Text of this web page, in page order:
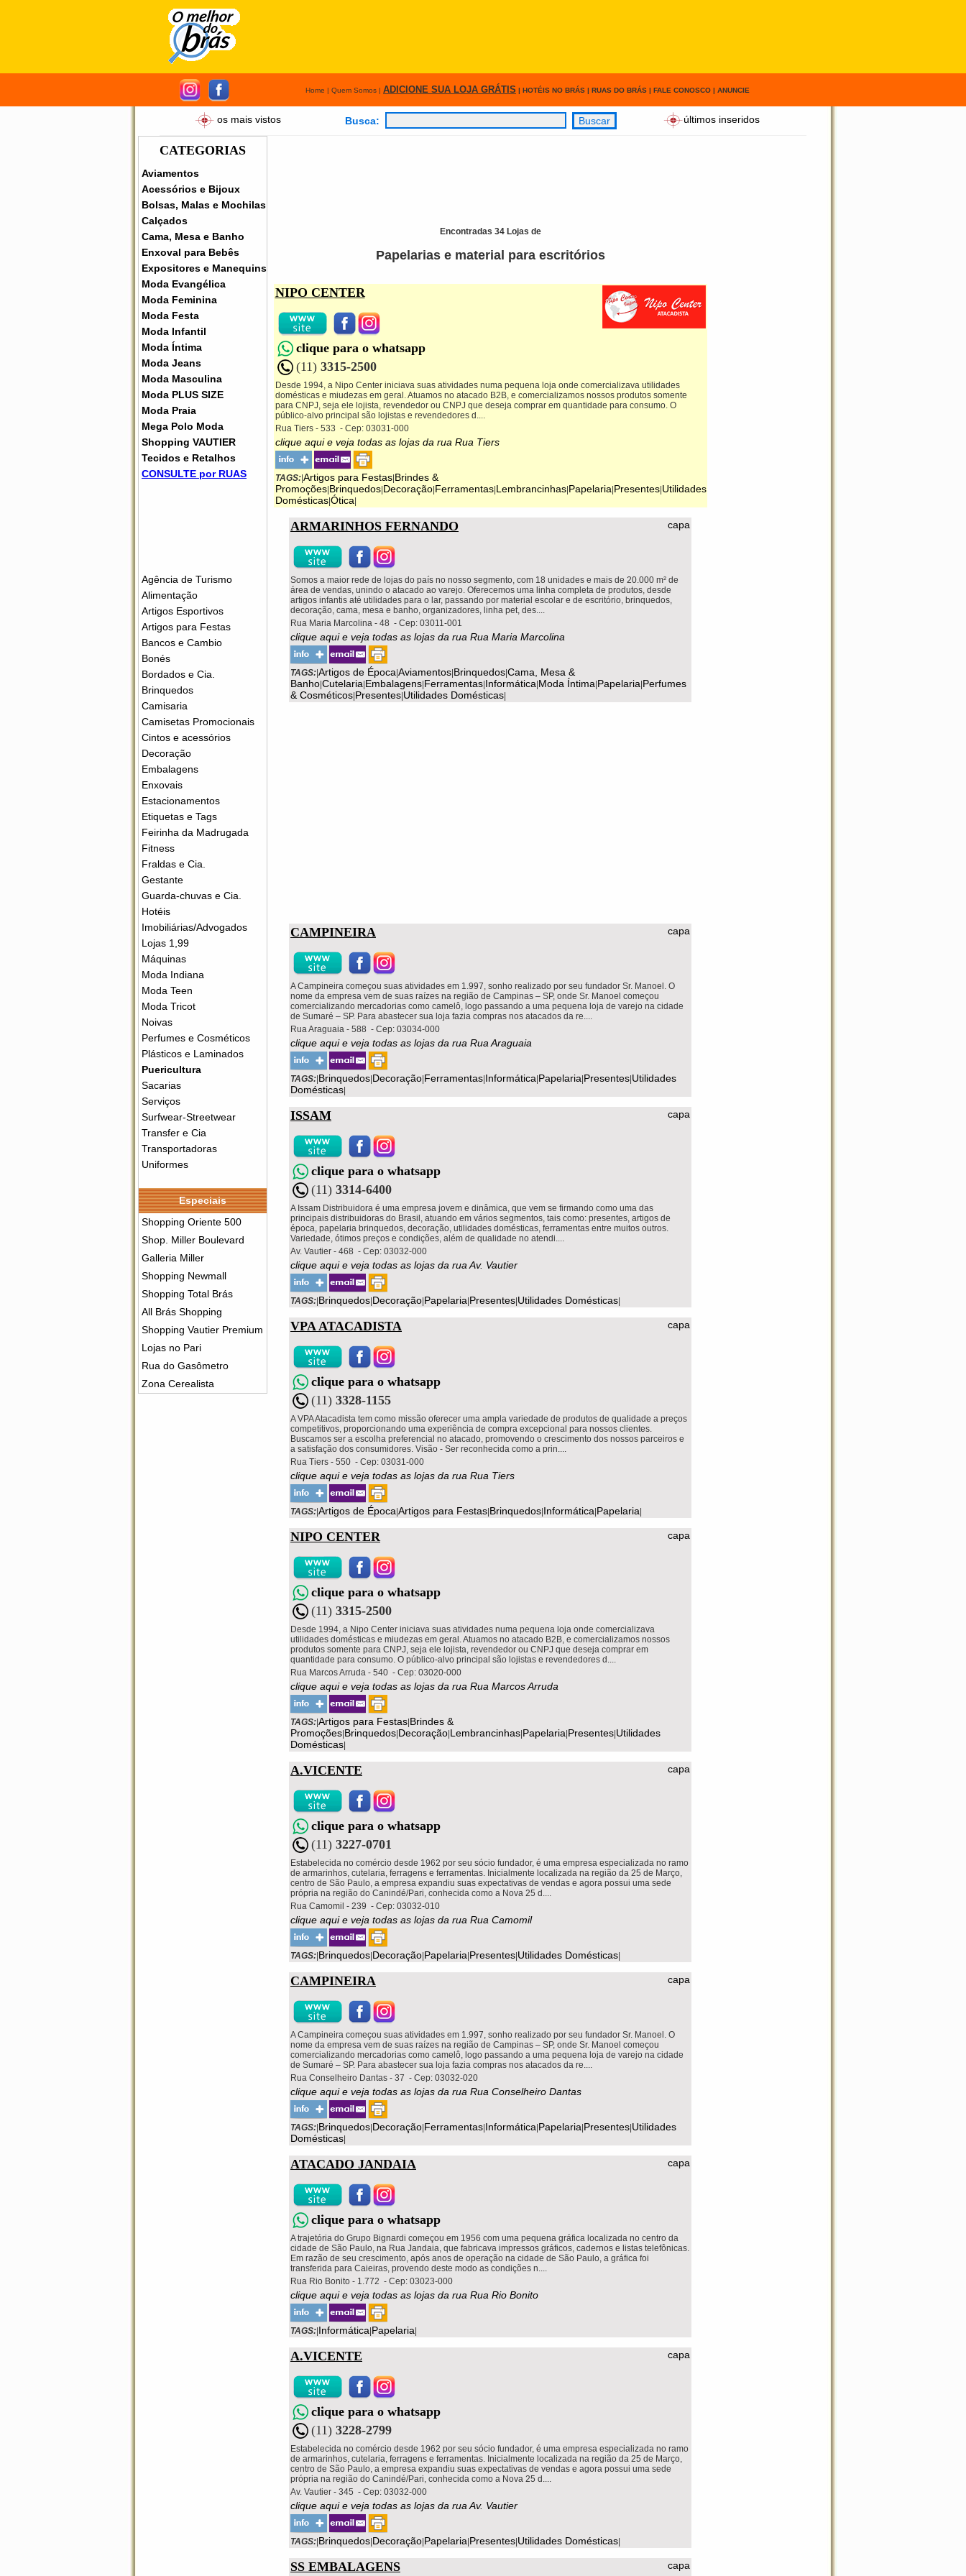
Home | Quem Somos | ADICIONE SUA LOJA GRÁTIS | HOTÉIS NO BRÁS | RUAS DO BRÁS | FALE CONOSCO | ANUNCIE
os mais vistos Busca: últimos inseridos
CATEGORIAS
Aviamentos
Acessórios e Bijoux
Bolsas, Malas e Mochilas
Calçados
Cama, Mesa e Banho
Enxoval para Bebês
Expositores e Manequins
Moda Evangélica
Moda Feminina
Moda Festa
Moda Infantil
Moda Íntima
Moda Jeans
Moda Masculina
Moda PLUS SIZE
Moda Praia
Mega Polo Moda
Shopping VAUTIER
Tecidos e Retalhos
CONSULTE por RUAS
Agência de Turismo
Alimentação
Artigos Esportivos
Artigos para Festas
Bancos e Cambio
Bonés
Bordados e Cia.
Brinquedos
Camisaria
Camisetas Promocionais
Cintos e acessórios
Decoração
Embalagens
Enxovais
Estacionamentos
Etiquetas e Tags
Feirinha da Madrugada
Fitness
Fraldas e Cia.
Gestante
Guarda-chuvas e Cia.
Hotéis
Imobiliárias/Advogados
Lojas 1,99
Máquinas
Moda Indiana
Moda Teen
Moda Tricot
Noivas
Perfumes e Cosméticos
Plásticos e Laminados
Puericultura
Sacarias
Serviços
Surfwear-Streetwear
Transfer e Cia
Transportadoras
Uniformes
Especiais
Shopping Oriente 500
Shop. Miller Boulevard
Galleria Miller
Shopping Newmall
Shopping Total Brás
All Brás Shopping
Shopping Vautier Premium
Lojas no Pari
Rua do Gasômetro
Zona Cerealista
Encontradas 34 Lojas de
Papelarias e material para escritórios
NIPO CENTER
clique para o whatsapp
(11) 3315-2500
Desde 1994, a Nipo Center iniciava suas atividades numa pequena loja onde comercializava utilidades
domésticas e miudezas em geral. Atuamos no atacado B2B, e comercializamos nossos produtos somente
para CNPJ, seja ele lojista, revendedor ou CNPJ que deseja comprar em quantidade para consumo. O
público-alvo principal são lojistas e revendedores d....
Rua Tiers - 533 - Cep: 03031-000
clique aqui e veja todas as lojas da rua Rua Tiers
TAGS:|Artigos para Festas|Brindes &
Promoções|Brinquedos|Decoração|Ferramentas|Lembrancinhas|Papelaria|Presentes|Utilidades
Domésticas|Ótica|
ARMARINHOS FERNANDO capa
Somos a maior rede de lojas do país no nosso segmento, com 18 unidades e mais de 20.000 m² de
área de vendas, unindo o atacado ao varejo. Oferecemos uma linha completa de produtos, desde
artigos infantis até utilidades para o lar, passando por material escolar e de escritório, brinquedos,
decoração, cama, mesa e banho, organizadores, linha pet, des....
Rua Maria Marcolina - 48 - Cep: 03011-001
clique aqui e veja todas as lojas da rua Rua Maria Marcolina
TAGS:|Artigos de Época|Aviamentos|Brinquedos|Cama, Mesa &
Banho|Cutelaria|Embalagens|Ferramentas|Informática|Moda Íntima|Papelaria|Perfumes
& Cosméticos|Presentes|Utilidades Domésticas|
CAMPINEIRA capa
A Campineira começou suas atividades em 1.997, sonho realizado por seu fundador Sr. Manoel. O
nome da empresa vem de suas raízes na região de Campinas – SP, onde Sr. Manoel começou
comercializando mercadorias como camelô, logo passando a uma pequena loja de varejo na cidade
de Sumaré – SP. Para abastecer sua loja fazia compras nos atacados da re....
Rua Araguaia - 588 - Cep: 03034-000
clique aqui e veja todas as lojas da rua Rua Araguaia
TAGS:|Brinquedos|Decoração|Ferramentas|Informática|Papelaria|Presentes|Utilidades
Domésticas|
ISSAM
clique para o whatsapp
(11) 3314-6400
capa
A Issam Distribuidora é uma empresa jovem e dinâmica, que vem se firmando como uma das
principais distribuidoras do Brasil, atuando em vários segmentos, tais como: presentes, artigos de
época, papelaria brinquedos, decoração, utilidades domésticas, ferramentas entre muitos outros.
Variedade, ótimos preços e condições, além de qualidade no atendi....
Av. Vautier - 468 - Cep: 03032-000
clique aqui e veja todas as lojas da rua Av. Vautier
TAGS:|Brinquedos|Decoração|Papelaria|Presentes|Utilidades Domésticas|
VPA ATACADISTA
clique para o whatsapp
(11) 3328-1155
capa
A VPA Atacadista tem como missão oferecer uma ampla variedade de produtos de qualidade a preços
competitivos, proporcionando uma experiência de compra excepcional para nossos clientes.
Buscamos ser a escolha preferencial no atacado, promovendo o crescimento dos nossos parceiros e
a satisfação dos consumidores. Visão - Ser reconhecida como a prin....
Rua Tiers - 550 - Cep: 03031-000
clique aqui e veja todas as lojas da rua Rua Tiers
TAGS:|Artigos de Época|Artigos para Festas|Brinquedos|Informática|Papelaria|
NIPO CENTER
clique para o whatsapp
(11) 3315-2500
capa
Desde 1994, a Nipo Center iniciava suas atividades numa pequena loja onde comercializava
utilidades domésticas e miudezas em geral. Atuamos no atacado B2B, e comercializamos nossos
produtos somente para CNPJ, seja ele lojista, revendedor ou CNPJ que deseja comprar em
quantidade para consumo. O público-alvo principal são lojistas e revendedores d....
Rua Marcos Arruda - 540 - Cep: 03020-000
clique aqui e veja todas as lojas da rua Rua Marcos Arruda
TAGS:|Artigos para Festas|Brindes &
Promoções|Brinquedos|Decoração|Lembrancinhas|Papelaria|Presentes|Utilidades
Domésticas|
A.VICENTE
clique para o whatsapp
(11) 3227-0701
capa
Estabelecida no comércio desde 1962 por seu sócio fundador, é uma empresa especializada no ramo
de armarinhos, cutelaria, ferragens e ferramentas. Inicialmente localizada na região da 25 de Março,
centro de São Paulo, a empresa expandiu suas expectativas de vendas e agora possui uma sede
própria na região do Canindé/Pari, conhecida como a Nova 25 d....
Rua Camomil - 239 - Cep: 03032-010
clique aqui e veja todas as lojas da rua Rua Camomil
TAGS:|Brinquedos|Decoração|Papelaria|Presentes|Utilidades Domésticas|
CAMPINEIRA capa
A Campineira começou suas atividades em 1.997, sonho realizado por seu fundador Sr. Manoel. O
nome da empresa vem de suas raízes na região de Campinas – SP, onde Sr. Manoel começou
comercializando mercadorias como camelô, logo passando a uma pequena loja de varejo na cidade
de Sumaré – SP. Para abastecer sua loja fazia compras nos atacados da re....
Rua Conselheiro Dantas - 37 - Cep: 03032-020
clique aqui e veja todas as lojas da rua Rua Conselheiro Dantas
TAGS:|Brinquedos|Decoração|Ferramentas|Informática|Papelaria|Presentes|Utilidades
Domésticas|
ATACADO JANDAIA
clique para o whatsapp
capa
A trajetória do Grupo Bignardi começou em 1956 com uma pequena gráfica localizada no centro da
cidade de São Paulo, na Rua Jandaia, que fabricava impressos gráficos, cadernos e listas telefônicas.
Em razão de seu crescimento, após anos de operação na cidade de São Paulo, a gráfica foi
transferida para Caieiras, provendo deste modo as condições n....
Rua Rio Bonito - 1.772 - Cep: 03023-000
clique aqui e veja todas as lojas da rua Rua Rio Bonito
TAGS:|Informática|Papelaria|
A.VICENTE
clique para o whatsapp
(11) 3228-2799
capa
Estabelecida no comércio desde 1962 por seu sócio fundador, é uma empresa especializada no ramo
de armarinhos, cutelaria, ferragens e ferramentas. Inicialmente localizada na região da 25 de Março,
centro de São Paulo, a empresa expandiu suas expectativas de vendas e agora possui uma sede
própria na região do Canindé/Pari, conhecida como a Nova 25 d....
Av. Vautier - 345 - Cep: 03032-000
clique aqui e veja todas as lojas da rua Av. Vautier
TAGS:|Brinquedos|Decoração|Papelaria|Presentes|Utilidades Domésticas|
SS EMBALAGENS capa